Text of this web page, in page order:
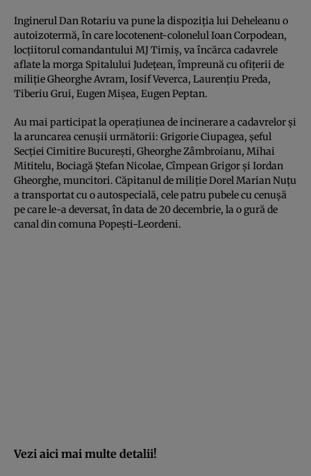
Inginerul Dan Rotariu va pune la dispoziţia lui Deheleanu o
autoizotermă, în care locotenent-colonelul Ioan Corpodean,
locţiitorul comandantului MJ Timiş, va încărca cadavrele
aflate la morga Spitalului Judeţean, împreună cu ofiţerii de
miliţie Gheorghe Avram, Iosif Veverca, Laurenţiu Preda,
Tiberiu Grui, Eugen Mişea, Eugen Peptan.
Au mai participat la operaţiunea de incinerare a cadavrelor şi
la aruncarea cenuşii următorii: Grigorie Ciupagea, şeful
Secţiei Cimitire Bucureşti, Gheorghe Zâmbroianu, Mihai
Mititelu, Bociagă Ştefan Nicolae, Cîmpean Grigor şi Iordan
Gheorghe, muncitori. Căpitanul de miliţie Dorel Marian Nuţu
a transportat cu o autospecială, cele patru pubele cu cenuşă
pe care le-a deversat, în data de 20 decembrie, la o gură de
canal din comuna Popeşti-Leordeni.
Vezi aici mai multe detalii!